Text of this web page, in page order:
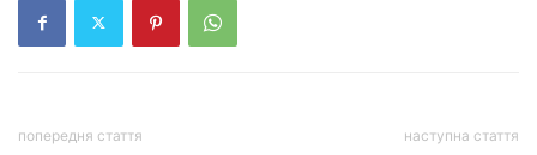
попередня стаття наступна стаття